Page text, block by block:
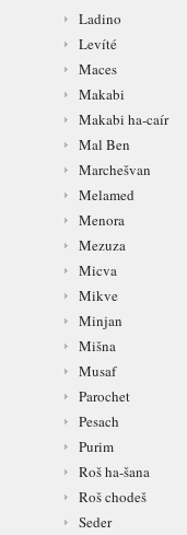
Ladino
Levíté
Maces
Makabi
Makabi ha-caír
Mal Ben
Marchešvan
Melamed
Menora
Mezuza
Micva
Mikve
Minjan
Mišna
Musaf
Parochet
Pesach
Purim
Roš ha-šana
Roš chodeš
Seder